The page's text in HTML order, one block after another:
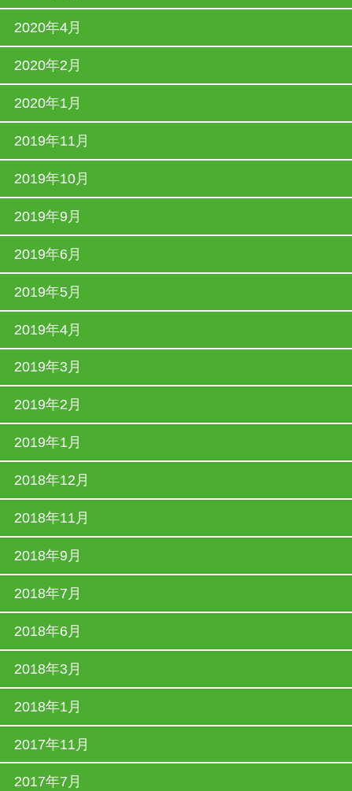
2020年4月
2020年2月
2020年1月
2019年11月
2019年10月
2019年9月
2019年6月
2019年5月
2019年4月
2019年3月
2019年2月
2019年1月
2018年12月
2018年11月
2018年9月
2018年7月
2018年6月
2018年3月
2018年1月
2017年11月
2017年7月